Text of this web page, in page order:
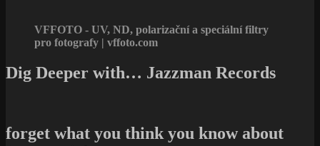
VFFOTO - UV, ND, polarizační a speciální filtry
pro fotografy | vffoto.com
Dig Deeper with… Jazzman Records
forget what you think you know about